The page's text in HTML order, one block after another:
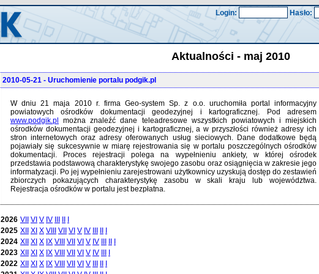
Login: Hasło:
Aktualności - maj 2010
2010-05-21 - Uruchomienie portalu podgik.pl
W dniu 21 maja 2010 r. firma Geo-system Sp. z o.o. uruchomiła portal informacyjny
powiatowych ośrodków dokumentacji geodezyjnej i kartograficznej. Pod adresem
www.podgik.pl
można znaleźć dane teleadresowe wszystkich powiatowych i miejskich
ośrodków dokumentacji geodezyjnej i kartograficznej, a w przyszłości również adresy ich
stron internetowych oraz adresy oferowanych usług sieciowych. Dane dodatkowe będą
pojawiały się sukcesywnie w miarę rejestrowania się w portalu poszczególnych ośrodków
dokumentacji. Proces rejestracji polega na wypełnieniu ankiety, w której ośrodek
przedstawia podstawową charakterystykę swojego zasobu oraz osiągnięcia w zakresie jego
informatyzacji. Po jej wypełnieniu zarejestrowani użytkownicy uzyskują dostęp do zestawień
zbiorczych pokazujących charakterystykę zasobu w skali kraju lub województwa.
Rejestracja ośrodków w portalu jest bezpłatna.
2026 VII VI V IV
2025 XII XI X VIII VII VI V IV
2024 XII XI X IX VIII VII VI V IV
2023 XII XI X IX VIII VII VI V IV
2022 XII XI X IX VIII VII VI V